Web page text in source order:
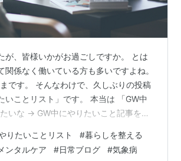
が、皆様いかがお過ごしですか。 とは
関係なく働いている方も多いですよね。
です。 そんなわけで、久しぶりの投稿
いことリスト」です。 本当は 「GW中
いな → GW中にやりたいこと記事を書
ったので、期間を5月いっぱいに延ばし
を整える ゆる大掃除 壁のマスキング
りたいことリスト #暮らしを整える
メンタルケア #日常ブログ #気象病